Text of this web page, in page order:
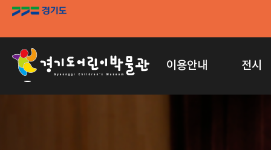
이용안내 전시